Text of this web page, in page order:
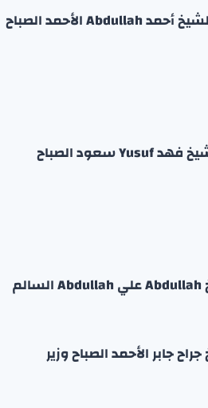
استقبل اليوم سمو الشيخ صباح خالد الحمد الصباح ولي العهد حفظه الله سمو الشيخ أحمد Abdullah الأحمد الصباح
كما استقبل اليوم سمو الشيخ صباح خالد الحمد الصباح ولي العهد حفظه الله الشيخ فهد Yusuf سعود الصباح
واستقبل اليوم سمو الشيخ صباح خالد الحمد الصباح ولي العهد حفظه الله الشيخ Abdullah علي Abdullah السالم
جابر الأحمد الصباح وزير